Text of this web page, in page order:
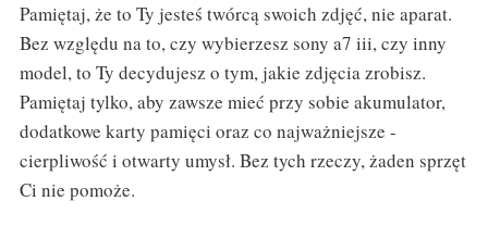
Pamiętaj, że to Ty jesteś twórcą swoich zdjęć, nie aparat.
Bez względu na to, czy wybierzesz sony a7 iii, czy inny
model, to Ty decydujesz o tym, jakie zdjęcia zrobisz.
Pamiętaj tylko, aby zawsze mieć przy sobie akumulator,
dodatkowe karty pamięci oraz co najważniejsze -
cierpliwość i otwarty umysł. Bez tych rzeczy, żaden sprzęt
Ci nie pomoże.